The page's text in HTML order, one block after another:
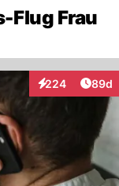
Flug Frau
224
Interaktionen
89d